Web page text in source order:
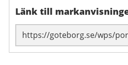
Länk till
Länk till sidan: